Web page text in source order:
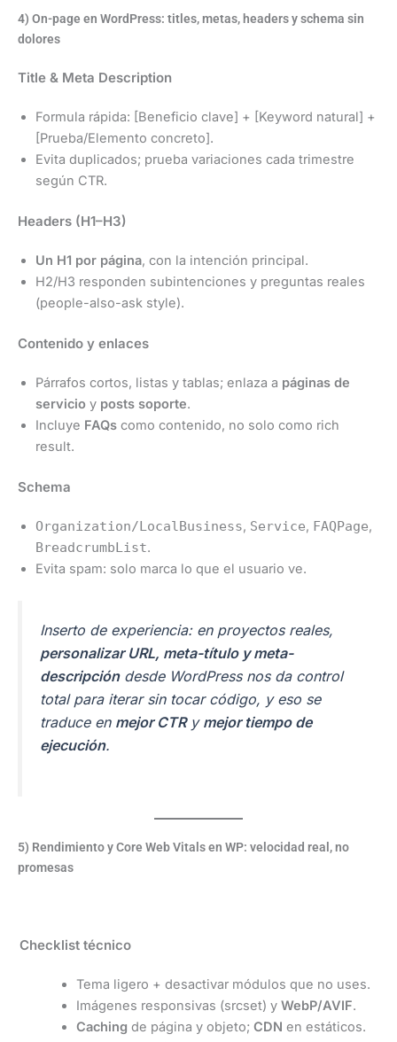
4) On-page en WordPress: titles, metas, headers y schema sin
dolores
Title & Meta Description
Formula rápida: [Beneficio clave] + [Keyword natural] +
[Prueba/Elemento concreto].
Evita duplicados; prueba variaciones cada trimestre
según CTR.
Headers (H1–H3)
Un H1 por página, con la intención principal.
H2/H3 responden subintenciones y preguntas reales
(people-also-ask style).
Contenido y enlaces
Párrafos cortos, listas y tablas; enlaza a páginas de
servicio y posts soporte.
Incluye FAQs como contenido, no solo como rich
result.
Schema
Organization/LocalBusiness, Service, FAQPage,
BreadcrumbList.
Evita spam: solo marca lo que el usuario ve.
Inserto de experiencia: en proyectos reales,
personalizar URL, meta-título y meta-
descripcióndesde WordPress nos da control
total para iterar sin tocar código, y eso se
traduce en mejor CTRy mejor tiempo de
ejecución.
5) Rendimiento y Core Web Vitals en WP: velocidad real, no
promesas
Checklist técnico
Tema ligero + desactivar módulos que no uses.
Imágenes responsivas (srcset) y WebP/AVIF.
Caching de página y objeto; CDN en estáticos.